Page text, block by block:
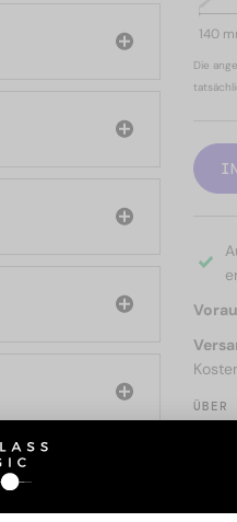
140
Die
ÜBER